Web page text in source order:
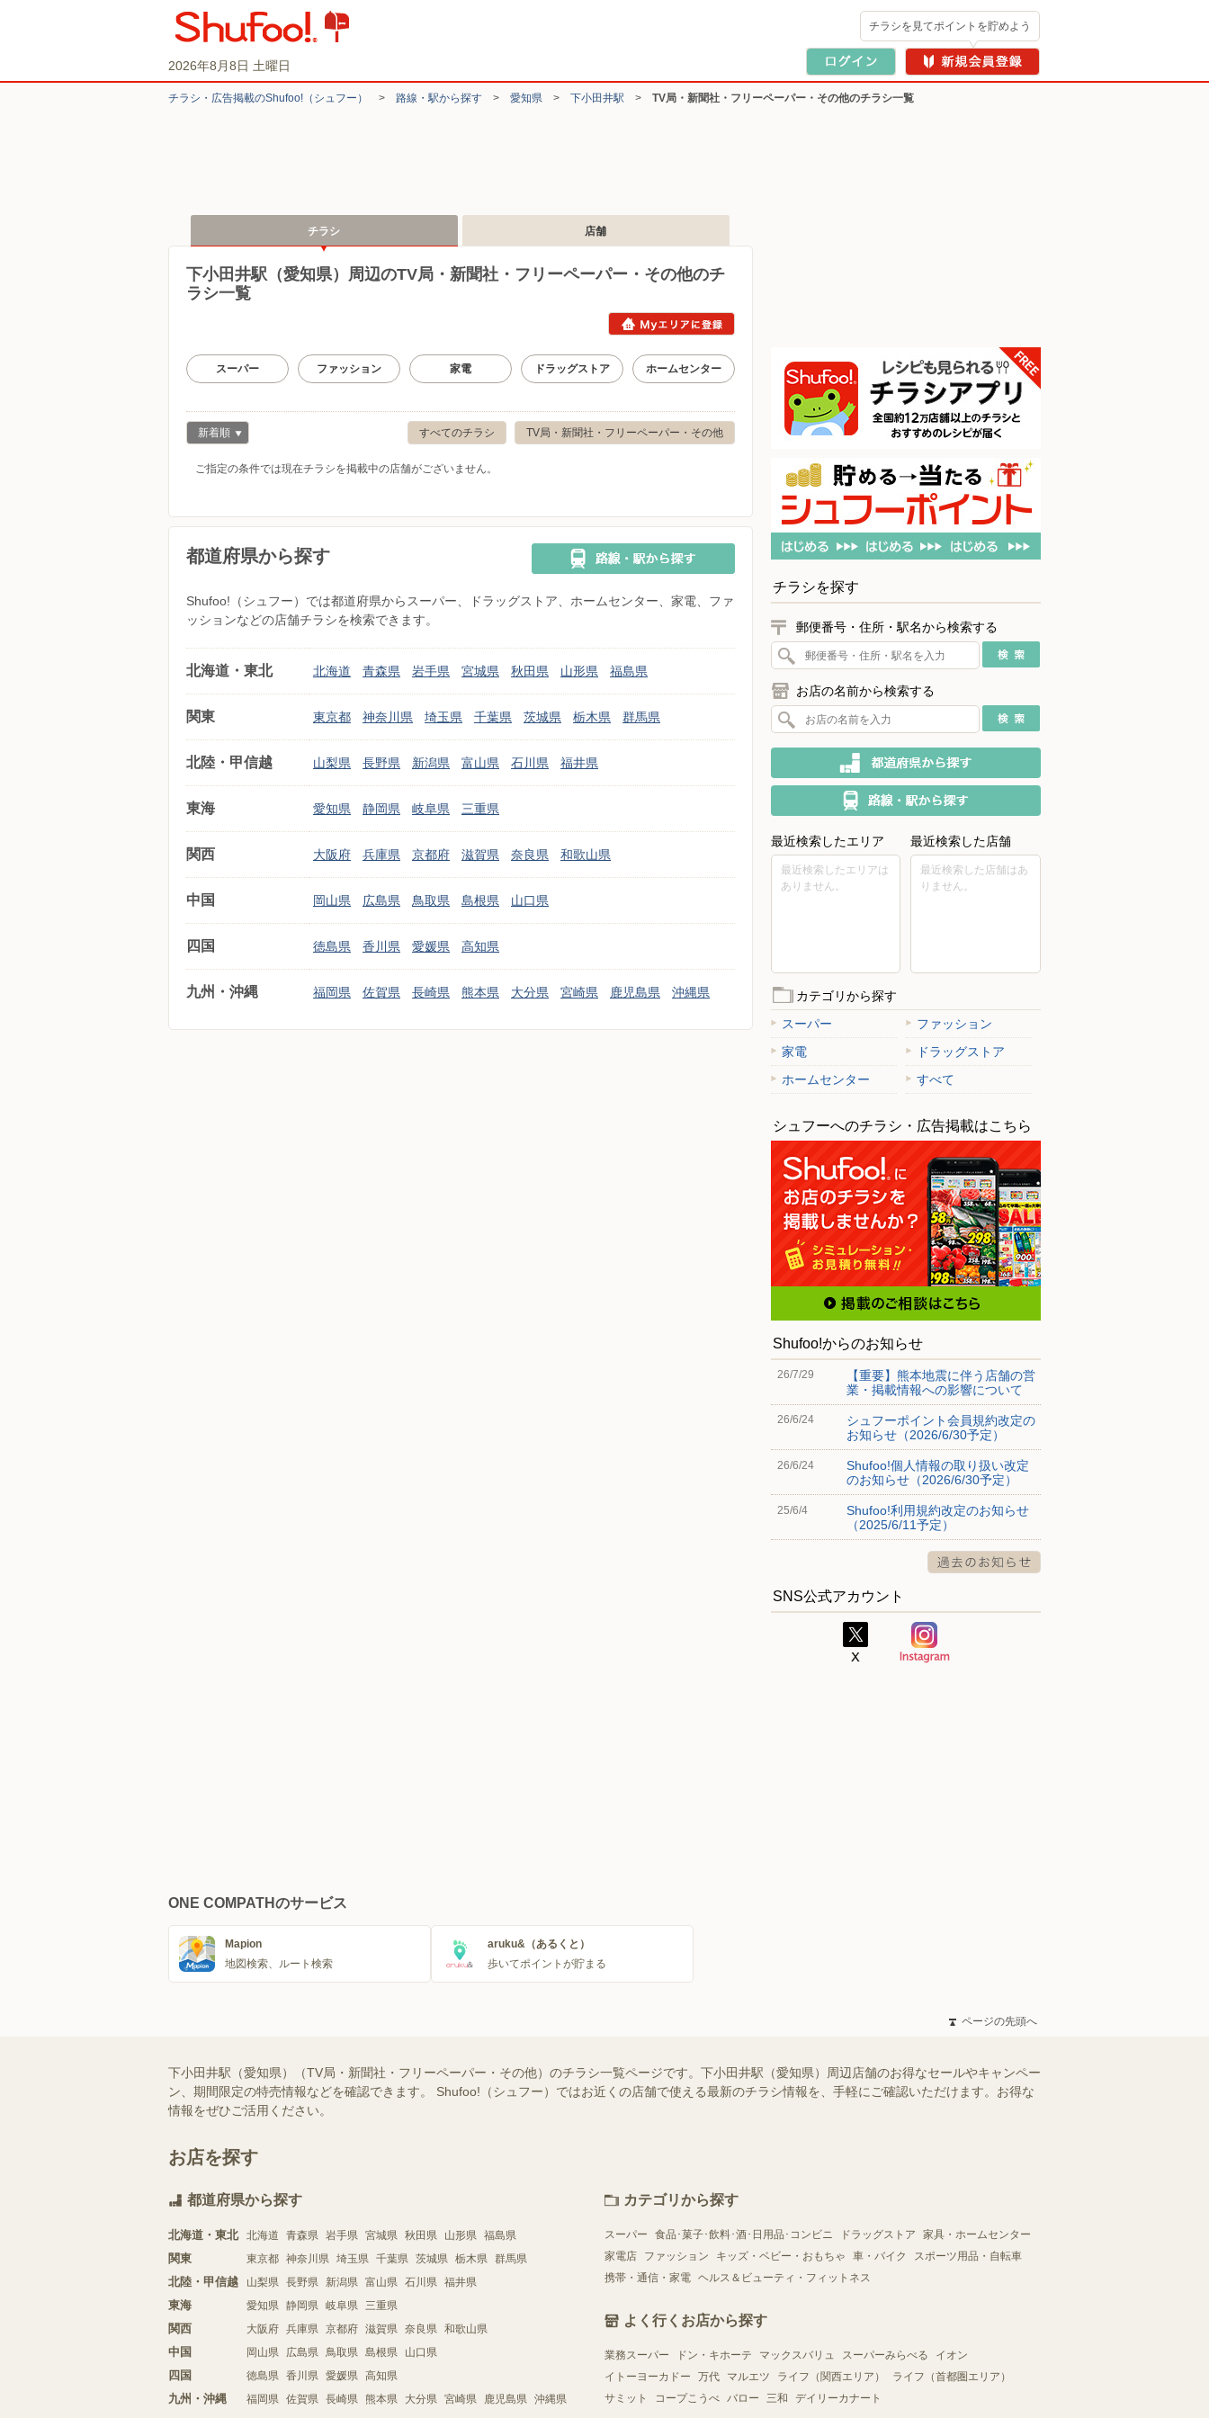
2026年8月8日 土曜日
チラシを見てポイントを貯めよう
チラシ・​広告掲載の​Shufoo!​（シュフー） > 路線・駅から探す > 愛知県 > 下小田井駅 > TV局・新聞社・フリーペーパー・その他のチラシ一覧
チラシ 店舗
下小田井駅（愛知県）周辺のTV局・新聞社・フリーペーパー・その他のチ
ラシ一覧
スーパー ファッション 家電 ドラッグストア ホームセンター
TV局・新聞社・フリーペーパー・その他
すべてのチラシ
新着順
ご指定の条件では現在チラシを掲載中の店舗がございません。
都道府県から探す
Shufoo!（シュフー）では都道府県からスーパー、ドラッグストア、ホームセンター、家電、ファ
ッションなどの店舗チラシを検索できます。
北海道・東北 北海道 青森県 岩手県 宮城県 秋田県 山形県 福島県
関東 東京都 神奈川県 埼玉県 千葉県 茨城県 栃木県 群馬県
北陸・甲信越 山梨県 長野県 新潟県 富山県 石川県 福井県
東海 愛知県 静岡県 岐阜県 三重県
関西 大阪府 兵庫県 京都府 滋賀県 奈良県 和歌山県
中国 岡山県 広島県 鳥取県 島根県 山口県
四国 徳島県 香川県 愛媛県 高知県
九州・沖縄 福岡県 佐賀県 長崎県 熊本県 大分県 宮崎県 鹿児島県 沖縄県
チラシを探す
郵便番号・住所・駅名から検索する
お店の名前から検索する
最近検索したエリア
最近検索したエリアは
ありません。
最近検索した店舗
最近検索した店舗はあ
りません。
カテゴリから探す
スーパー
ファッション
家電
ドラッグストア
ホームセンター
すべて
シュフーへのチラシ・広告掲載はこちら
Shufoo!からのお知らせ
26/7/29
【重要】熊本地震に伴う店舗の営
業・掲載情報への影響について
26/6/24
シュフーポイント会員規約改定の
お知らせ（2026/6/30予定）
26/6/24
Shufoo!個人情報の取り扱い改定
のお知らせ（2026/6/30予定）
25/6/4
Shufoo!利用規約改定のお知らせ
（2025/6/11予定）
SNS公式アカウント
ONE COMPATHのサービス
Mapion
地図検索、ルート検索
aruku&（あるくと）
歩いてポイントが貯まる
ページの先頭へ
下小田井駅（愛知県）（TV局・新聞社・フリーペーパー・その他）のチラシ一覧ページです。下小田井駅（愛知県）周辺店舗のお得なセールやキャンペー
ン、期間限定の特売情報などを確認できます。 Shufoo!（シュフー）ではお近くの店舗で使える最新のチラシ情報を、手軽にご確認いただけます。お得な
情報をぜひご活用ください。
お店を探す
都道府県から探す
北海道・東北 北海道 青森県 岩手県 宮城県 秋田県 山形県 福島県
関東 東京都 神奈川県 埼玉県 千葉県 茨城県 栃木県 群馬県
北陸・甲信越 山梨県 長野県 新潟県 富山県 石川県 福井県
東海 愛知県 静岡県 岐阜県 三重県
関西 大阪府 兵庫県 京都府 滋賀県 奈良県 和歌山県
中国 岡山県 広島県 鳥取県 島根県 山口県
四国 徳島県 香川県 愛媛県 高知県
九州・沖縄 福岡県 佐賀県 長崎県 熊本県 大分県 宮崎県 鹿児島県 沖縄県
カテゴリから探す
スーパー 食品･菓子･飲料･酒･日用品･コンビニ ドラッグストア
家具・ホームセンター
家電店
ファッション キッズ・ベビー・おもちゃ 車・バイク
スポーツ用品・自転車
携帯・通信・家電 ヘルス＆ビューティ・フィットネス
よく行くお店から探す
業務スーパー ドン・キホーテ マックスバリュ スーパーみらべる
イオン
イトーヨーカドー
万代 マルエツ ライフ（関西エリア）
ライフ（首都圏エリア）
サミット
コープこうべ バロー 三和 デイリーカナート